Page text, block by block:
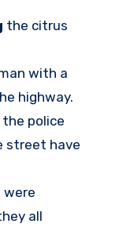
the citrus
with a
highway.
police
street have
were
all